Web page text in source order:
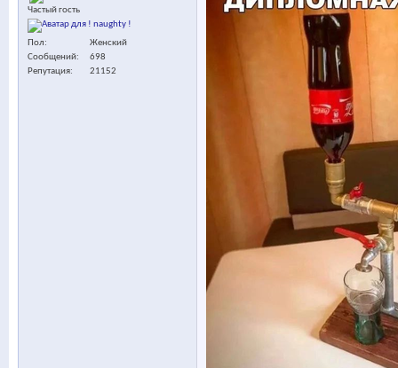
Частый гость
Пол
Женский
Сообщений
698
Репутация
21152